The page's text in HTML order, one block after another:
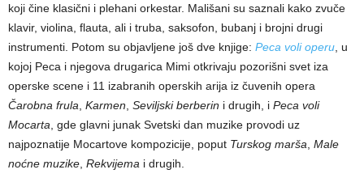
koji čine klasični i plehani orkestar. Mališani su saznali kako zvuče
klavir, violina, flauta, ali i truba, saksofon, bubanj i brojni drugi
instrumenti. Potom su objavljene još dve knjige: Peca voli operu, u
kojoj Peca i njegova drugarica Mimi otkrivaju pozorišni svet iza
operske scene i 11 izabranih operskih arija iz čuvenih opera
Čarobna frula, Karmen, Seviljski berberin i drugih, i Peca voli
Mocarta, gde glavni junak Svetski dan muzike provodi uz
najpoznatije Mocartove kompozicije, poput Turskog marša, Male
noćne muzike, Rekvijema i drugih.